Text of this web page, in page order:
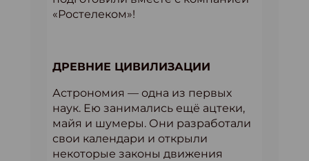
«Ростелеком»!
ДРЕВНИЕ ЦИВИЛИЗАЦИИ
Астрономия — одна из первых
наук. Ею занимались ещё ацтеки,
майя и шумеры. Они разработали
свои календари и открыли
некоторые законы движения